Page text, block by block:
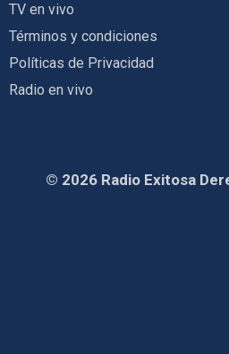
TV en vivo
Términos y condiciones
Políticas de Privacidad
Radio en vivo
© 2026 Radio Exitosa